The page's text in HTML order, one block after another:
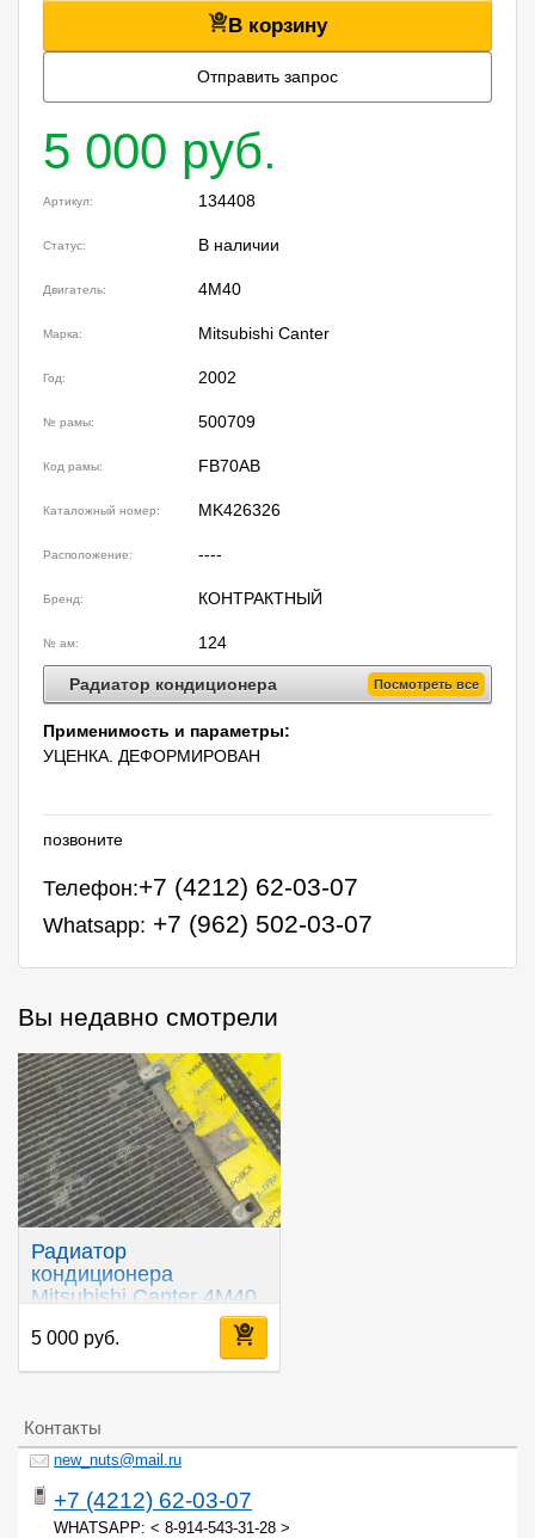
В корзину
Отправить запрос
5 000 руб.
Артикул: 134408
Статус: В наличии
Двигатель: 4M40
Марка: Mitsubishi Canter
Год: 2002
№ рамы: 500709
Код рамы: FB70AB
Каталожный номер: MK426326
Расположение: ----
Бренд: КОНТРАКТНЫЙ
№ ам: 124
Радиатор кондиционера Посмотреть все
Применимость и параметры:
УЦЕНКА. ДЕФОРМИРОВАН
позвоните
Телефон:+7 (4212) 62-03-07
Whatsapp: +7 (962) 502-03-07
Вы недавно смотрели
Радиатор
кондиционера
Mitsubishi Canter 4M40
5 000 руб.
Контакты
new_nuts@mail.ru
+7 (4212) 62-03-07
WHATSAPP: < 8-914-543-31-28 >